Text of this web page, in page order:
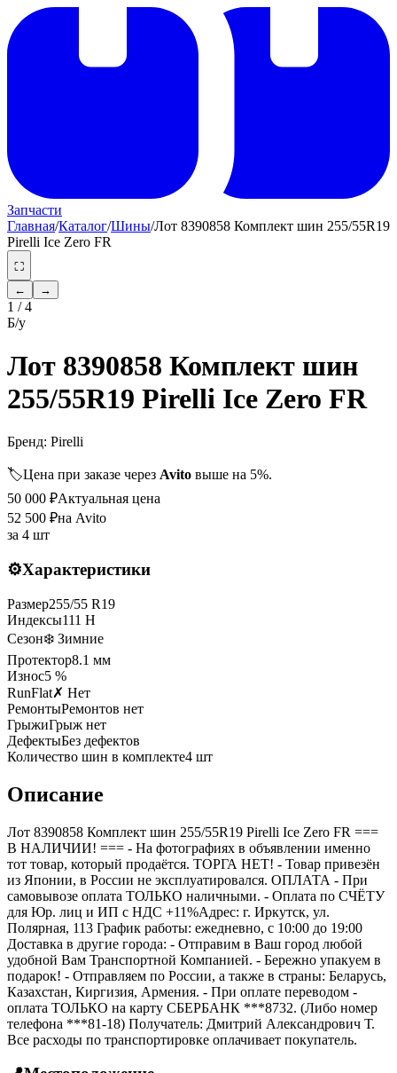
Запчасти
Главная/Каталог/Шины/Лот 8390858 Комплект шин 255/55R19
Pirelli Ice Zero FR
⛶
←
→
1 /4
Б/у
Лот 8390858 Комплект шин
255/55R19 Pirelli Ice Zero FR
Бренд: Pirelli
🏷️Цена при заказе через Avito выше на 5%.
50 000 ₽Актуальная цена
52 500 ₽на Avito
за 4 шт
⚙️Характеристики
Размер255/55 R19
Индексы111 H
Сезон❄️ Зимние
Протектор8.1 мм
Износ5 %
RunFlat✗ Нет
РемонтыРемонтов нет
ГрыжиГрыж нет
ДефектыБез дефектов
Количество шин в комплекте4 шт
Описание
Лот 8390858 Комплект шин 255/55R19 Pirelli Ice Zero FR ===
B НАЛИЧИИ! === - На фотографиях в объявлении именно
тот товар, который продаётся. ТОРГА НЕТ! - Товар привезён
из Японии, в России не эксплуатировался. ОПЛАТА - При
самовывозе оплата ТОЛЬКО наличными. - Оплата по СЧЁТУ
для Юр. лиц и ИП с НДС +11%Адрес: г. Иркутск, ул.
Полярная, 113 График работы: ежедневно, с 10:00 до 19:00
Доставка в другие города: - Отправим в Ваш город любой
удобной Вам Транспортной Компанией. - Бережно упакуем в
подарок! - Отправляем по России, а также в страны: Беларусь,
Казахстан, Киргизия, Армения. - При оплате переводом -
оплата ТОЛЬКО на карту СБЕРБАНК ***8732. (Либо номер
телефона ***81-18) Получатель: Дмитрий Александрович Т.
Все расходы по транспортировке оплачивает покупатель.